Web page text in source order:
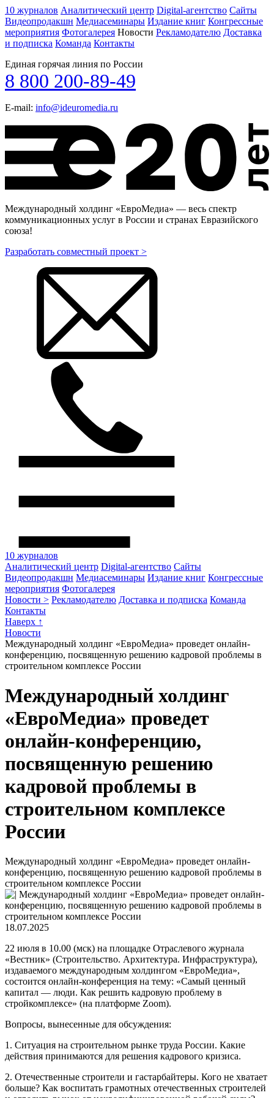
10 журналов Аналитический центр Digital-агентство Сайты
Видеопродакшн Медиасеминары Издание книг Конгрессные
мероприятия Фотогалерея Новости Рекламодателю Доставка
и подписка Команда Контакты
Единая горячая линия по России
8 800 200-89-49
E-mail: info@ideuromedia.ru
Международный холдинг «ЕвроМедиа» — весь спектр
коммуникационных услуг в России и странах Евразийского
союза!
Разработать совместный проект >
10 журналов
Аналитический центр Digital-агентство Сайты
Видеопродакшн Медиасеминары Издание книг Конгрессные
мероприятия Фотогалерея
Новости > Рекламодателю Доставка и подписка Команда
Контакты
Наверх ↑
Новости
Международный холдинг «ЕвроМедиа» проведет онлайн-
конференцию, посвященную решению кадровой проблемы в
строительном комплексе России
Международный холдинг
«ЕвроМедиа» проведет
онлайн-конференцию,
посвященную решению
кадровой проблемы в
строительном комплексе
России
Международный холдинг «ЕвроМедиа» проведет онлайн-
конференцию, посвященную решению кадровой проблемы в
строительном комплексе России
18.07.2025
22 июля в 10.00 (мск) на площадке Отраслевого журнала
«Вестник» (Строительство. Архитектура. Инфраструктура),
издаваемого международным холдингом «ЕвроМедиа»,
состоится онлайн-конференция на тему: «Самый ценный
капитал — люди. Как решить кадровую проблему в
стройкомплексе» (на платформе Zoom).
Вопросы, вынесенные для обсуждения:
1. Ситуация на строительном рынке труда России. Какие
действия принимаются для решения кадрового кризиса.
2. Отечественные строители и гастарбайтеры. Кого не хватает
больше? Как воспитать грамотных отечественных строителей